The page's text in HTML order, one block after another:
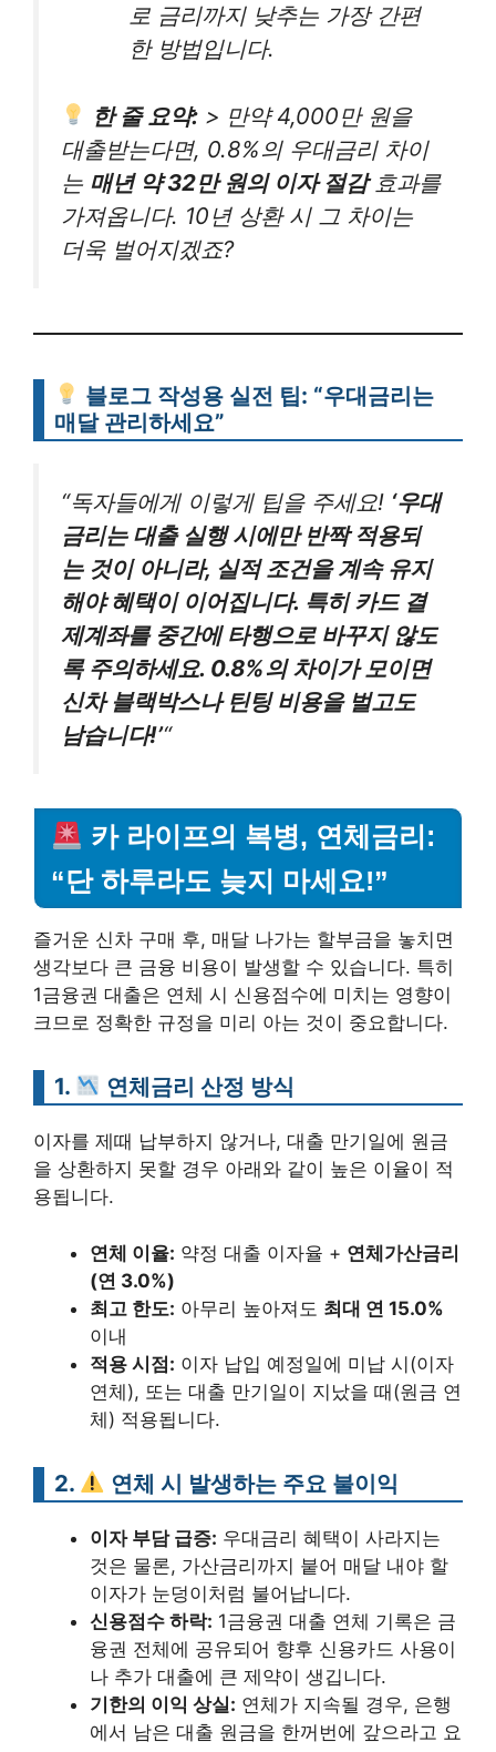
로 금리까지 낮추는 가장 간편
한 방법입니다.
한 줄 요약: > 만약 4,000만 원을
대출받는다면, 0.8%의 우대금리 차이
는 매년 약 32만 원의 이자 절감효과를
가져옵니다. 10년 상환 시 그 차이는
더욱 벌어지겠죠?
블로그 작성용 실전 팁: “우대금리는
매달 관리하세요”
“독자들에게 이렇게 팁을 주세요! ‘우대
금리는 대출 실행 시에만 반짝 적용되
는 것이 아니라, 실적 조건을 계속 유지
해야 혜택이 이어집니다. 특히 카드 결
제계좌를 중간에 타행으로 바꾸지 않도
록 주의하세요. 0.8%의 차이가 모이면
신차 블랙박스나 틴팅 비용을 벌고도
남습니다!’“
카 라이프의 복병, 연체금리:
“단 하루라도 늦지 마세요!”
즐거운 신차 구매 후, 매달 나가는 할부금을 놓치면
생각보다 큰 금융 비용이 발생할 수 있습니다. 특히
1금융권 대출은 연체 시 신용점수에 미치는 영향이
크므로 정확한 규정을 미리 아는 것이 중요합니다.
1. 연체금리 산정 방식
이자를 제때 납부하지 않거나, 대출 만기일에 원금
을 상환하지 못할 경우 아래와 같이 높은 이율이 적
용됩니다.
연체 이율: 약정 대출 이자율 + 연체가산금리
(연 3.0%)
최고 한도: 아무리 높아져도 최대 연 15.0%
이내
적용 시점: 이자 납입 예정일에 미납 시(이자
연체), 또는 대출 만기일이 지났을 때(원금 연
체) 적용됩니다.
2. 연체 시 발생하는 주요 불이익
이자 부담 급증: 우대금리 혜택이 사라지는
것은 물론, 가산금리까지 붙어 매달 내야 할
이자가 눈덩이처럼 불어납니다.
신용점수 하락: 1금융권 대출 연체 기록은 금
융권 전체에 공유되어 향후 신용카드 사용이
나 추가 대출에 큰 제약이 생깁니다.
기한의 이익 상실: 연체가 지속될 경우, 은행
에서 남은 대출 원금을 한꺼번에 갚으라고 요